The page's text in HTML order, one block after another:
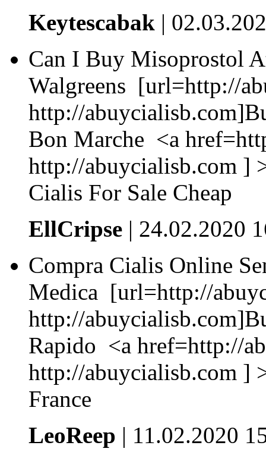
Keytescabak |
Can I Buy Misoprostol
Walgreens [url=http://
http://
Bon Marche <a
http://abuycialisb.com ]
Cialis For Sale Cheap
EllCripse | 24.02.2020
Compra Cialis Online
Medica [url=http://
http://
Rapido <a href=http://
http://abuycialisb.com ]
France
LeoReep | 11.02.2020